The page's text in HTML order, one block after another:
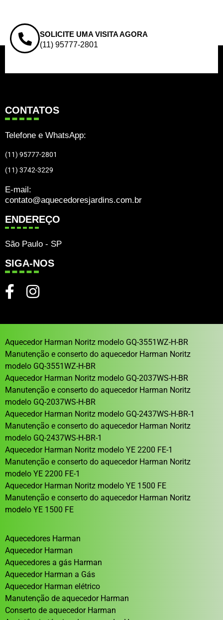
SOLICITE UMA VISITA AGORA
(11) 95777-2801
CONTATOS
Telefone e WhatsApp:
(11) 95777-2801
(11) 3742-3229
E-mail:
contato@aquecedoresjardins.com.br
ENDEREÇO
São Paulo - SP
SIGA-NOS
Aquecedor Harman Noritz modelo GQ-3551WZ-H-BR
Manutenção e conserto do aquecedor Harman Noritz
modelo GQ-3551WZ-H-BR
Aquecedor Harman Noritz modelo GQ-2037WS-H-BR
Manutenção e conserto do aquecedor Harman Noritz
modelo GQ-2037WS-H-BR
Aquecedor Harman Noritz modelo GQ-2437WS-H-BR-1
Manutenção e conserto do aquecedor Harman Noritz
modelo GQ-2437WS-H-BR-1
Aquecedor Harman Noritz modelo YE 2200 FE-1
Manutenção e conserto do aquecedor Harman Noritz
modelo YE 2200 FE-1
Aquecedor Harman Noritz modelo YE 1500 FE
Manutenção e conserto do aquecedor Harman Noritz
modelo YE 1500 FE
Aquecedores Harman
Aquecedor Harman
Aquecedores a gás Harman
Aquecedor Harman a Gás
Aquecedor Harman elétrico
Manutenção de aquecedor Harman
Conserto de aquecedor Harman